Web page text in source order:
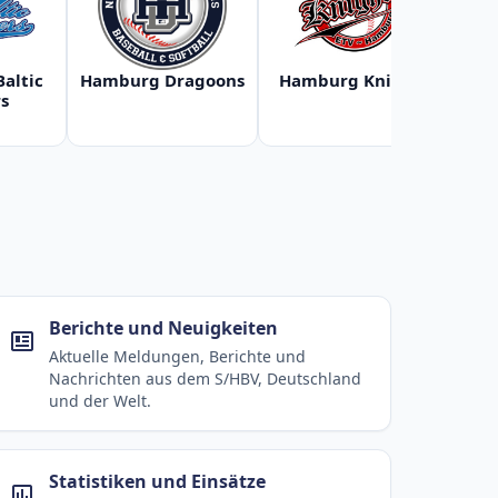
Hamburg Dragoons Hamburg Knights
Berichte und Neuigkeiten
Aktuelle Meldungen, Berichte und
Nachrichten aus dem S/HBV, Deutschland
und der Welt.
Statistiken und Einsätze